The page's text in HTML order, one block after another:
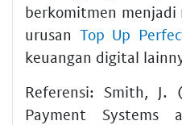
berkomitmen
urusan Top Up
keuangan digital
Referensi: Smith, J.
Payment Systems